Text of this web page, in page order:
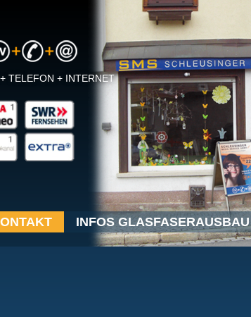
TELEFON + INTERNET
INFOS GLASFASERAUSBAU